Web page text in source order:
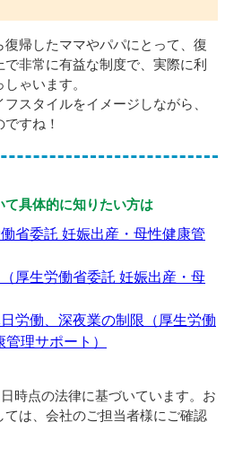
帰したママやパパにとって、復
非常に有益な制度で、実際に利
ゃいます。
スタイルをイメージしながら、
すね！
具体的に知りたい方は
省委託 妊娠出産・母性健康管
厚生労働省委託 妊娠出産・母
労働、深夜業の制限（厚生労働
理サポート）
時点の法律に基づいています。お
は、会社のご担当者様にご確認